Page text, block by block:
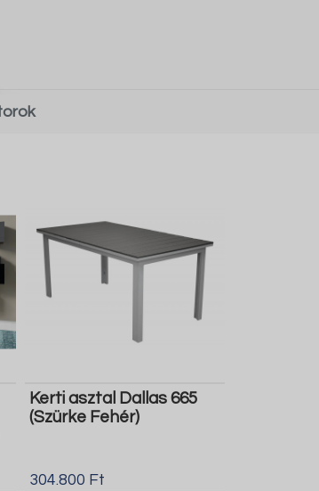
Kerti asztal Dallas 665
(Szürke Fehér)
304.800 Ft